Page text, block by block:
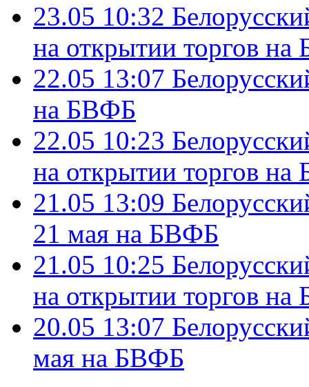
23.05 10:32
на открытии торгов
22.05 13:07
на БВФБ
22.05 10:23
на открытии торгов
21.05 13:09
21 мая на БВФБ
21.05 10:25
на открытии торгов
20.05 13:07
мая на БВФБ